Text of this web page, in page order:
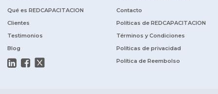
Qué es REDCAPACITACION
Clientes
Testimonios
Blog
Contacto
Políticas de REDCAPACITACION
Términos y Condiciones
Políticas de privacidad
Política de Reembolso